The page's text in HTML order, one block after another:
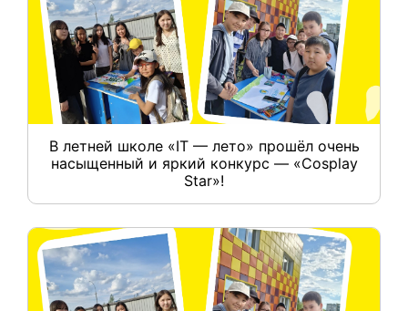
В летней школе «IT — лето» прошёл очень
насыщенный и яркий конкурс — «Cosplay
Star»!